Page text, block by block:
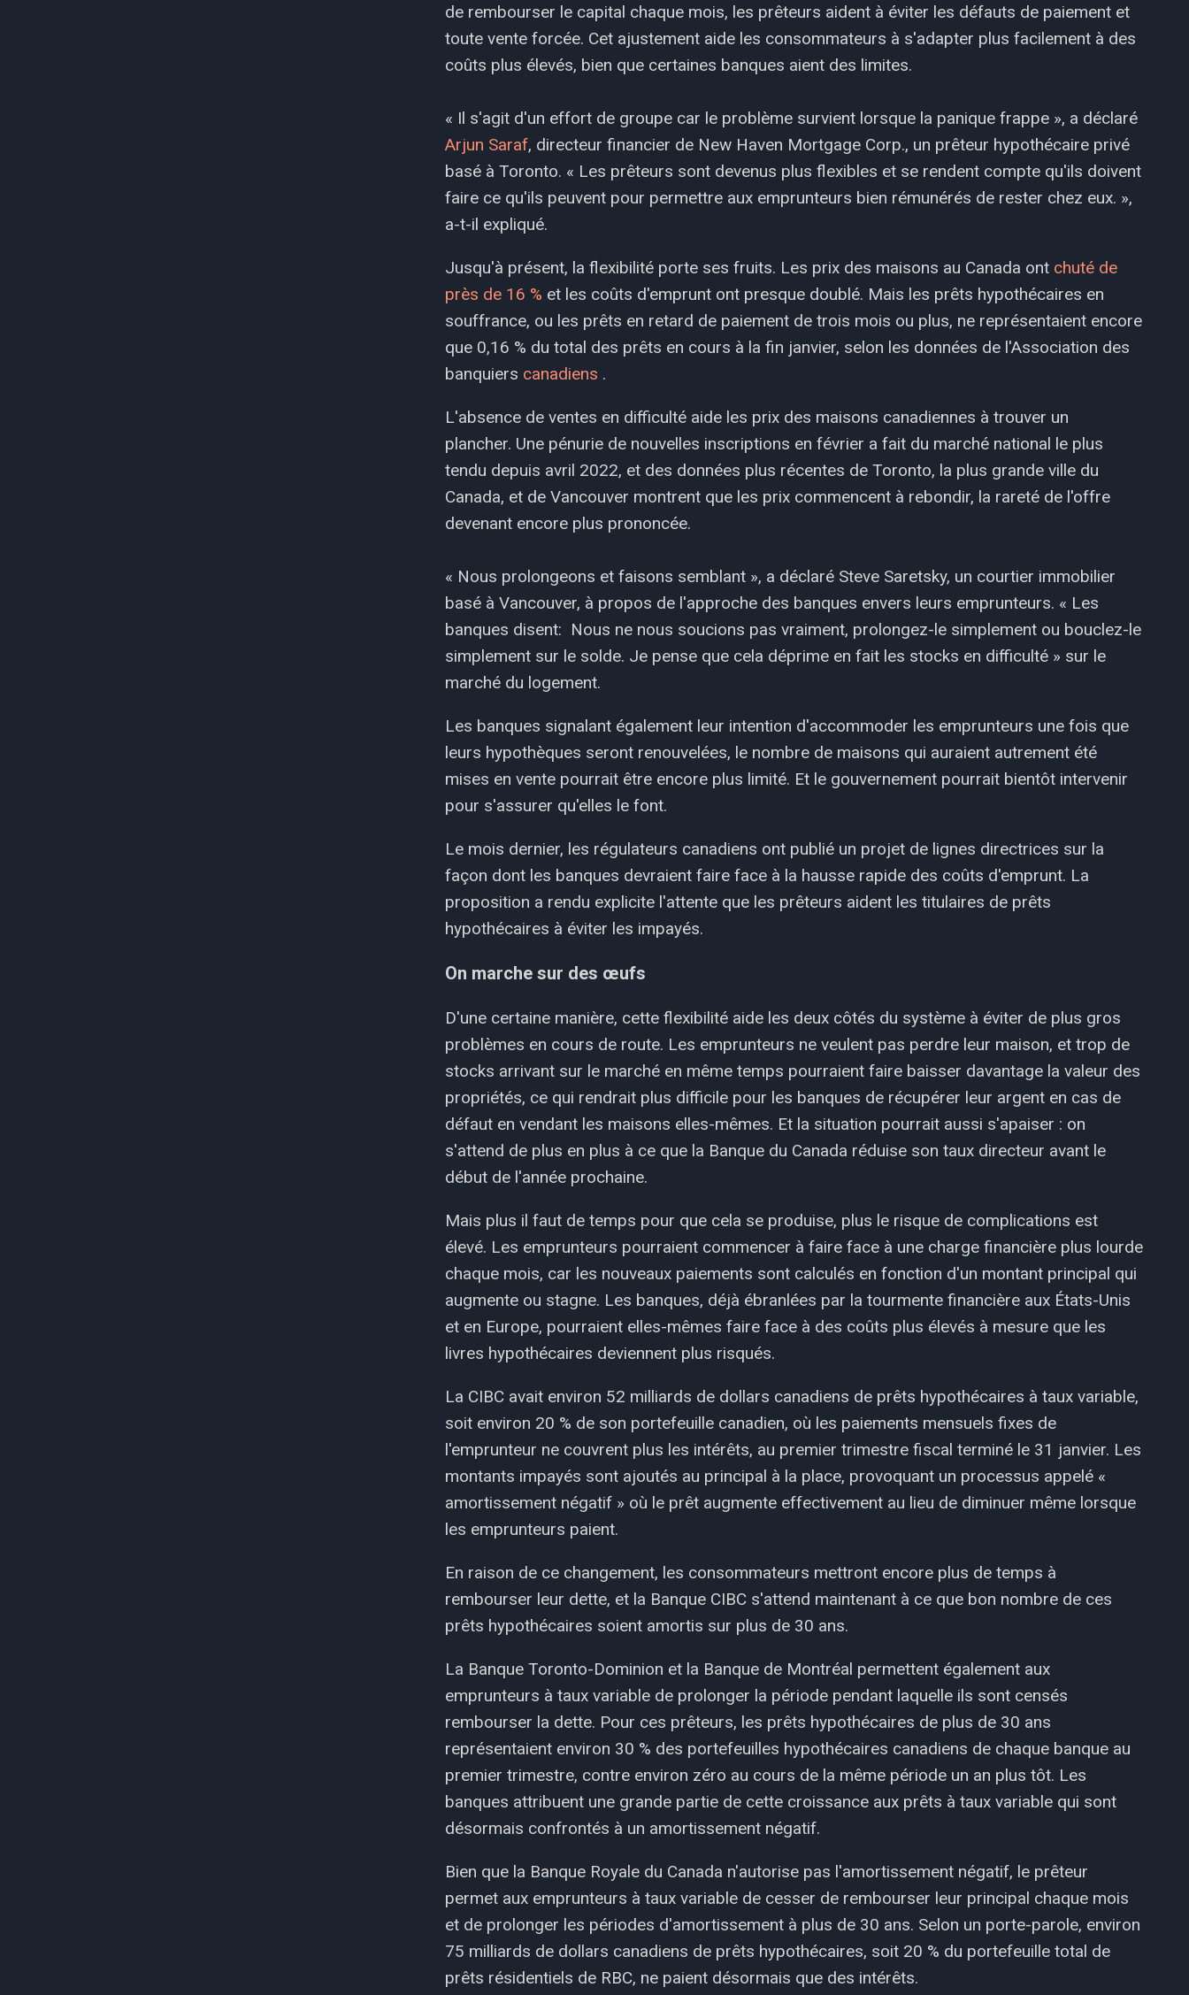
de rembourser le capital chaque mois, les prêteurs aident à éviter les défauts de paiement et
toute vente forcée. Cet ajustement aide les consommateurs à s'adapter plus facilement à des
coûts plus élevés, bien que certaines banques aient des limites.
« Il s'agit d'un effort de groupe car le problème survient lorsque la panique frappe », a déclaré
Arjun Saraf, directeur financier de New Haven Mortgage Corp., un prêteur hypothécaire privé
basé à Toronto. « Les prêteurs sont devenus plus flexibles et se rendent compte qu'ils doivent
faire ce qu'ils peuvent pour permettre aux emprunteurs bien rémunérés de rester chez eux. »,
a-t-il expliqué.
Jusqu'à présent, la flexibilité porte ses fruits. Les prix des maisons au Canada ont chuté de
près de 16 % et les coûts d'emprunt ont presque doublé. Mais les prêts hypothécaires en
souffrance, ou les prêts en retard de paiement de trois mois ou plus, ne représentaient encore
que 0,16 % du total des prêts en cours à la fin janvier, selon les données de l'Association des
banquiers canadiens .
L'absence de ventes en difficulté aide les prix des maisons canadiennes à trouver un
plancher. Une pénurie de nouvelles inscriptions en février a fait du marché national le plus
tendu depuis avril 2022, et des données plus récentes de Toronto, la plus grande ville du
Canada, et de Vancouver montrent que les prix commencent à rebondir, la rareté de l'offre
devenant encore plus prononcée.
« Nous prolongeons et faisons semblant », a déclaré Steve Saretsky, un courtier immobilier
basé à Vancouver, à propos de l'approche des banques envers leurs emprunteurs. « Les
banques disent: Nous ne nous soucions pas vraiment, prolongez-le simplement ou bouclez-le
simplement sur le solde. Je pense que cela déprime en fait les stocks en difficulté » sur le
marché du logement.
Les banques signalant également leur intention d'accommoder les emprunteurs une fois que
leurs hypothèques seront renouvelées, le nombre de maisons qui auraient autrement été
mises en vente pourrait être encore plus limité. Et le gouvernement pourrait bientôt intervenir
pour s'assurer qu'elles le font.
Le mois dernier, les régulateurs canadiens ont publié un projet de lignes directrices sur la
façon dont les banques devraient faire face à la hausse rapide des coûts d'emprunt. La
proposition a rendu explicite l'attente que les prêteurs aident les titulaires de prêts
hypothécaires à éviter les impayés.
On marche sur des œufs
D'une certaine manière, cette flexibilité aide les deux côtés du système à éviter de plus gros
problèmes en cours de route. Les emprunteurs ne veulent pas perdre leur maison, et trop de
stocks arrivant sur le marché en même temps pourraient faire baisser davantage la valeur des
propriétés, ce qui rendrait plus difficile pour les banques de récupérer leur argent en cas de
défaut en vendant les maisons elles-mêmes. Et la situation pourrait aussi s'apaiser : on
s'attend de plus en plus à ce que la Banque du Canada réduise son taux directeur avant le
début de l'année prochaine.
Mais plus il faut de temps pour que cela se produise, plus le risque de complications est
élevé. Les emprunteurs pourraient commencer à faire face à une charge financière plus lourde
chaque mois, car les nouveaux paiements sont calculés en fonction d'un montant principal qui
augmente ou stagne. Les banques, déjà ébranlées par la tourmente financière aux États-Unis
et en Europe, pourraient elles-mêmes faire face à des coûts plus élevés à mesure que les
livres hypothécaires deviennent plus risqués.
La CIBC avait environ 52 milliards de dollars canadiens de prêts hypothécaires à taux variable,
soit environ 20 % de son portefeuille canadien, où les paiements mensuels fixes de
l'emprunteur ne couvrent plus les intérêts, au premier trimestre fiscal terminé le 31 janvier. Les
montants impayés sont ajoutés au principal à la place, provoquant un processus appelé «
amortissement négatif » où le prêt augmente effectivement au lieu de diminuer même lorsque
les emprunteurs paient.
En raison de ce changement, les consommateurs mettront encore plus de temps à
rembourser leur dette, et la Banque CIBC s'attend maintenant à ce que bon nombre de ces
prêts hypothécaires soient amortis sur plus de 30 ans.
La Banque Toronto-Dominion et la Banque de Montréal permettent également aux
emprunteurs à taux variable de prolonger la période pendant laquelle ils sont censés
rembourser la dette. Pour ces prêteurs, les prêts hypothécaires de plus de 30 ans
représentaient environ 30 % des portefeuilles hypothécaires canadiens de chaque banque au
premier trimestre, contre environ zéro au cours de la même période un an plus tôt. Les
banques attribuent une grande partie de cette croissance aux prêts à taux variable qui sont
désormais confrontés à un amortissement négatif.
Bien que la Banque Royale du Canada n'autorise pas l'amortissement négatif, le prêteur
permet aux emprunteurs à taux variable de cesser de rembourser leur principal chaque mois
et de prolonger les périodes d'amortissement à plus de 30 ans. Selon un porte-parole, environ
75 milliards de dollars canadiens de prêts hypothécaires, soit 20 % du portefeuille total de
prêts résidentiels de RBC, ne paient désormais que des intérêts.